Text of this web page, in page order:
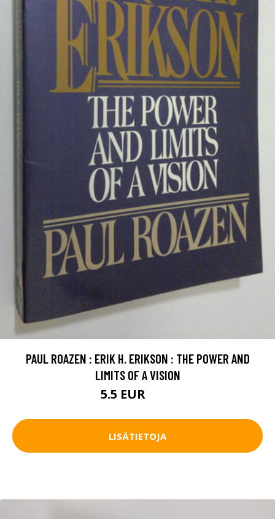
PAUL ROAZEN : ERIK H. ERIKSON : THE POWER AND
LIMITS OF A VISION
5.5 EUR
LISÄTIETOJA